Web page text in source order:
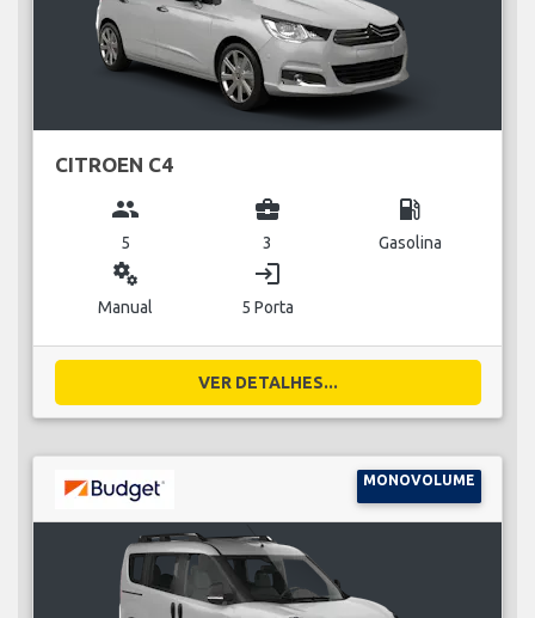
CITROEN C4
group
5
business_center
3
local_gas_station
Gasolina
miscellaneous_services
Manual
login
5 Porta
VER DETALHES...
MONOVOLUME